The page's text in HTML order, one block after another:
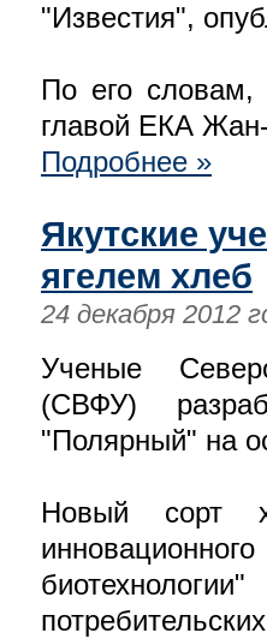
"Известия",
По его словам,
главой ЕКА
Подробнее »
Якутские
ягелем хлеб
24 декабря 2012
Ученые
(СВФУ)
"Полярный" на
Новый сорт